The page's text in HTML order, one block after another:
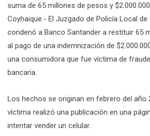
suma de 65 millones de pesos y
Coyhaique.- El Juzgado de Policía Local de
condenó a Banco Santander a restituir 65
al pago de una indemnización de
una consumidora que fue víctima de
bancaria.
Los hechos se originan en febrero del año
víctima realizó una publicación en una
intentar vender un celular.